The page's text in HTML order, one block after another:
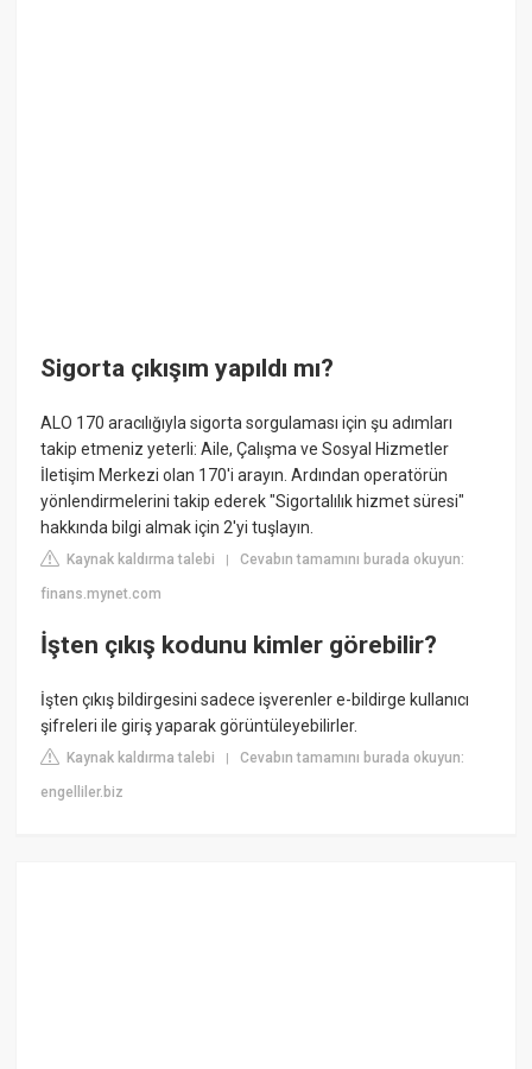
Sigorta çıkışım yapıldı mı?
ALO 170 aracılığıyla sigorta sorgulaması için şu adımları
takip etmeniz yeterli: Aile, Çalışma ve Sosyal Hizmetler
İletişim Merkezi olan 170'i arayın. Ardından operatörün
yönlendirmelerini takip ederek "Sigortalılık hizmet süresi"
hakkında bilgi almak için 2'yi tuşlayın.
Kaynak kaldırma talebi |Cevabın tamamını burada okuyun:
finans.mynet.com
İşten çıkış kodunu kimler görebilir?
İşten çıkış bildirgesini sadece işverenler e-bildirge kullanıcı
şifreleri ile giriş yaparak görüntüleyebilirler.
Kaynak kaldırma talebi |Cevabın tamamını burada okuyun:
engelliler.biz